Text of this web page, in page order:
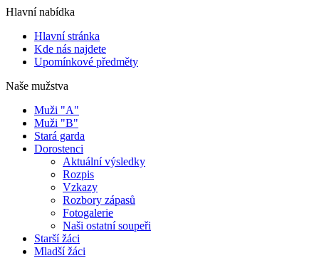
Hlavní nabídka
Hlavní stránka
Kde nás najdete
Upomínkové předměty
Naše mužstva
Muži "A"
Muži "B"
Stará garda
Dorostenci
Aktuální výsledky
Rozpis
Vzkazy
Rozbory zápasů
Fotogalerie
Naši ostatní soupeři
Starší žáci
Mladší žáci